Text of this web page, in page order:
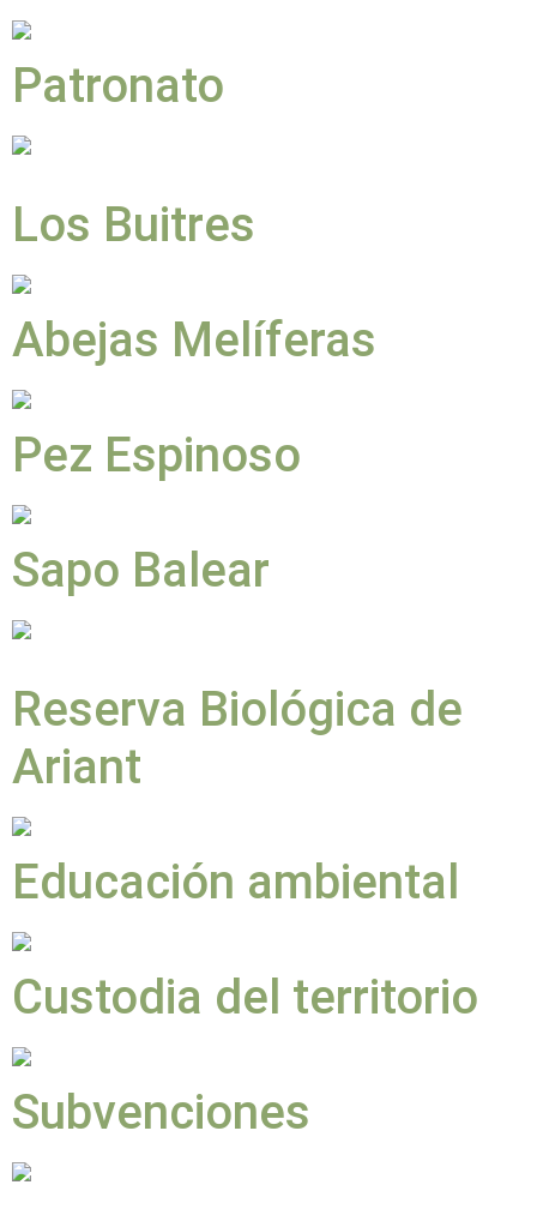
Patronato
Los Buitres
Abejas Melíferas
Pez Espinoso
Sapo Balear
Reserva Biológica de
Ariant
Educación ambiental
Custodia del territorio
Subvenciones